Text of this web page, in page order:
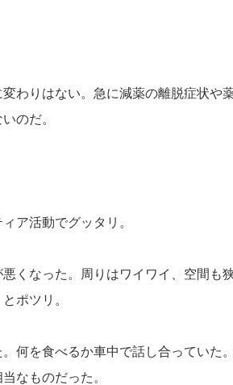
わりはない。急に減薬の離脱症状や
のだ。
ア活動でグッタリ。
くなった。周りはワイワイ、空間も
ポツリ。
何を食べるか車中で話し合っていた
なものだった。